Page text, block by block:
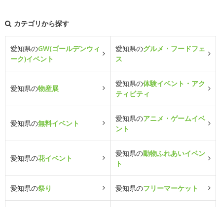
カテゴリから探す
愛知県のGW(ゴールデンウィ
ーク)イベント
愛知県のグルメ・フードフェ
ス
愛知県の物産展
愛知県の体験イベント・アク
ティビティ
愛知県の無料イベント
愛知県のアニメ・ゲームイベ
ント
愛知県の花イベント
愛知県の動物ふれあいイベン
ト
愛知県の祭り 愛知県のフリーマーケット